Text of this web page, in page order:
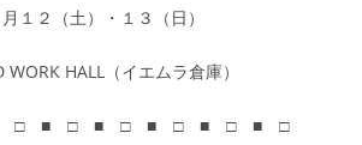
１２（土）・１３（日）
HALL（イエムラ倉庫）
□ ■ □ ■ □ ■ □ ■ □ ■ □